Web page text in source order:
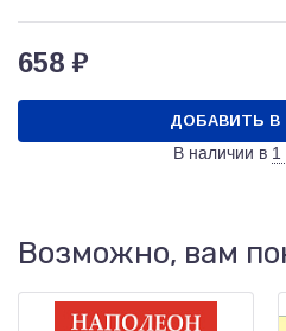
658 ₽
ДОБАВИТЬ В
В наличии в 1
Возможно, вам